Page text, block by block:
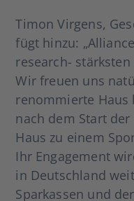
Timon Vir­gens,
fügt hin­zu:
rese­­arch-
Wir freu­en uns
renom­mier­te Haus
nach dem Start der
Haus zu einem
Ihr Enga­ge­ment
in Deutsch­land
Spar­kas­sen und